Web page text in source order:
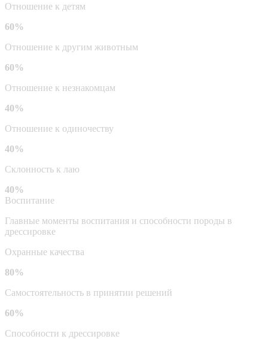
Отношение к детям
60%
Отношение к другим животным
60%
Отношение к незнакомцам
40%
Отношение к одиночеству
40%
Склонность к лаю
40%
Воспитание
Главные моменты воспитания и способности породы в
дрессировке
Охранные качества
80%
Самостоятельность в принятии решений
60%
Способности к дрессировке